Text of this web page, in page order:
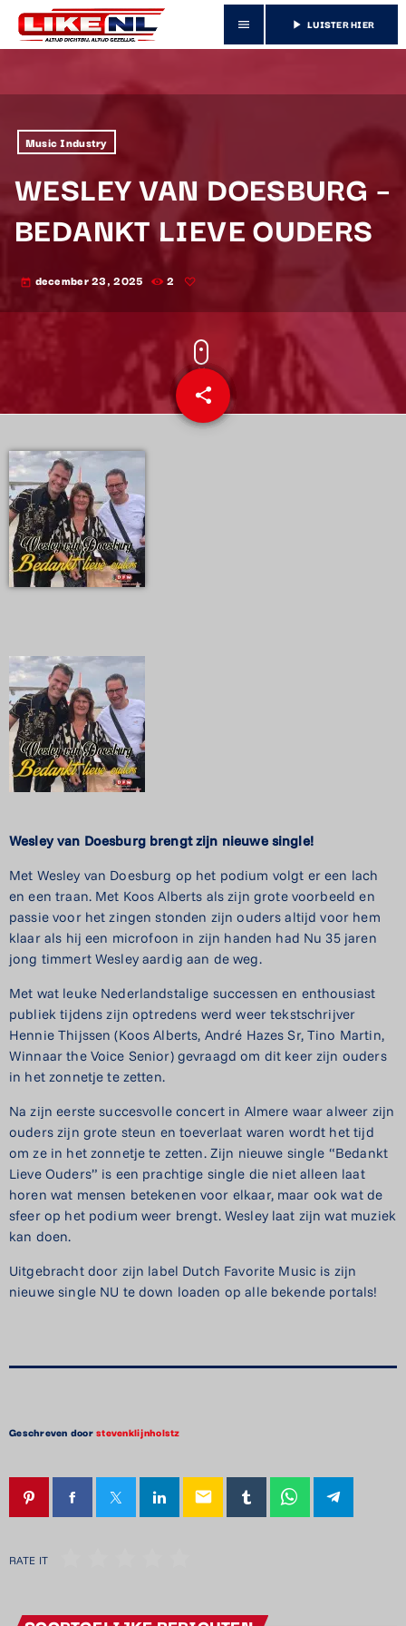
menu play_arrow LUISTER HIER
Music Industry
WESLEY VAN DOESBURG –
BEDANKT LIEVE OUDERS
today december 23, 2025 2
share
email
Wesley van Doesburg brengt zijn nieuwe single!
Met Wesley van Doesburg op het podium volgt er een lach
en een traan. Met Koos Alberts als zijn grote voorbeeld en
passie voor het zingen stonden zijn ouders altijd voor hem
klaar als hij een microfoon in zijn handen had Nu 35 jaren
jong timmert Wesley aardig aan de weg.
Met wat leuke Nederlandstalige successen en enthousiast
publiek tijdens zijn optredens werd weer tekstschrijver
Hennie Thijssen (Koos Alberts, André Hazes Sr, Tino Martin,
Winnaar the Voice Senior) gevraagd om dit keer zijn ouders
in het zonnetje te zetten.
Na zijn eerste succesvolle concert in Almere waar alweer zijn
ouders zijn grote steun en toeverlaat waren wordt het tijd
om ze in het zonnetje te zetten. Zijn nieuwe single “Bedankt
Lieve Ouders” is een prachtige single die niet alleen laat
horen wat mensen betekenen voor elkaar, maar ook wat de
sfeer op het podium weer brengt. Wesley laat zijn wat muziek
kan doen.
Uitgebracht door zijn label Dutch Favorite Music is zijn
nieuwe single NU te down loaden op alle bekende portals!
Geschreven doorstevenklijnholstz
email
RATE IT